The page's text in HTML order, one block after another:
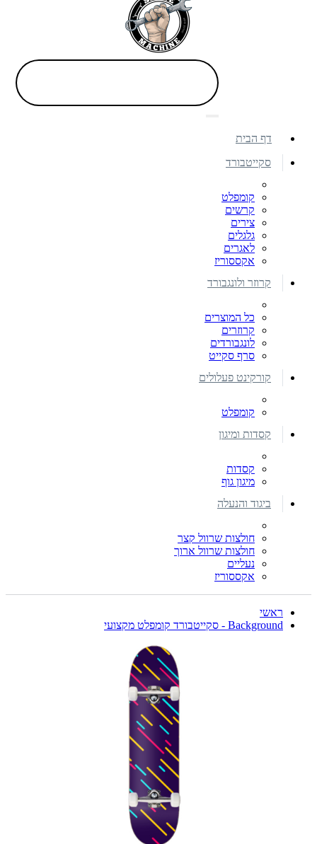
דף הבית
סקייטבורד
קומפלט
קרשים
צירים
גלגלים
לאגרים
אקססוריז
קרוזר ולונגבורד
כל המוצרים
קרוזרים
לונגבורדים
סרף סקייט
קורקינט פעלולים
קומפלט
קסדות ומיגון
קסדות
מיגון גוף
ביגוד והנעלה
חולצות שרוול קצר
חולצות שרוול ארוך
נעליים
אקססוריז
ראשי
Background - סקייטבורד קומפלט מקצועי